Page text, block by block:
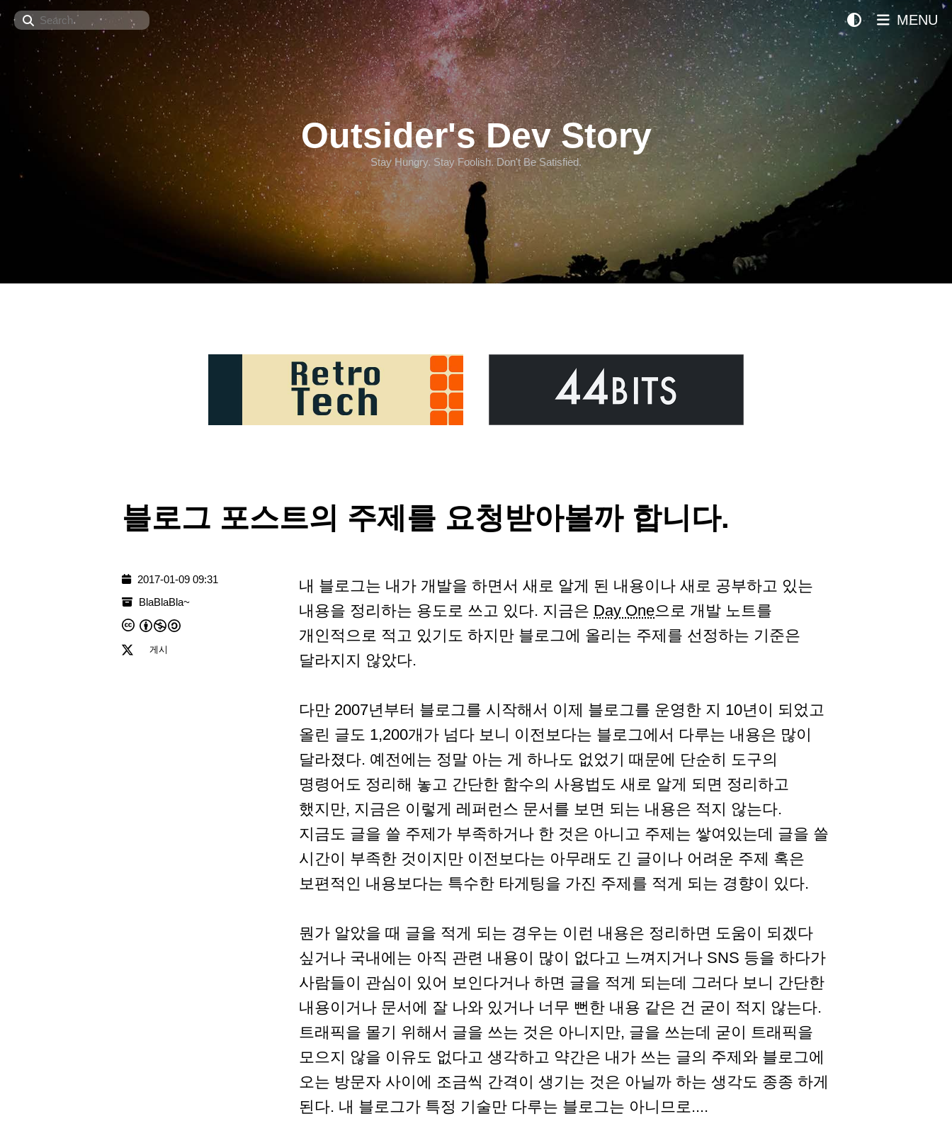
Search
Outsider's Dev Story
Stay Hungry. Stay Foolish. Don't Be Satisfied.
MENU
블로그 포스트의 주제를 요청받아볼까 합니다.
내 블로그는 내가 개발을 하면서 새로 알게 된 내용이나 새로 공부하고 있는
내용을 정리하는 용도로 쓰고 있다. 지금은 Day One으로 개발 노트를
개인적으로 적고 있기도 하지만 블로그에 올리는 주제를 선정하는 기준은
달라지지 않았다.
다만 2007년부터 블로그를 시작해서 이제 블로그를 운영한 지 10년이 되었고
올린 글도 1,200개가 넘다 보니 이전보다는 블로그에서 다루는 내용은 많이
달라졌다. 예전에는 정말 아는 게 하나도 없었기 때문에 단순히 도구의
명령어도 정리해 놓고 간단한 함수의 사용법도 새로 알게 되면 정리하고
했지만, 지금은 이렇게 레퍼런스 문서를 보면 되는 내용은 적지 않는다.
지금도 글을 쓸 주제가 부족하거나 한 것은 아니고 주제는 쌓여있는데 글을 쓸
시간이 부족한 것이지만 이전보다는 아무래도 긴 글이나 어려운 주제 혹은
보편적인 내용보다는 특수한 타게팅을 가진 주제를 적게 되는 경향이 있다.
뭔가 알았을 때 글을 적게 되는 경우는 이런 내용은 정리하면 도움이 되겠다
싶거나 국내에는 아직 관련 내용이 많이 없다고 느껴지거나 SNS 등을 하다가
사람들이 관심이 있어 보인다거나 하면 글을 적게 되는데 그러다 보니 간단한
내용이거나 문서에 잘 나와 있거나 너무 뻔한 내용 같은 건 굳이 적지 않는다.
트래픽을 몰기 위해서 글을 쓰는 것은 아니지만, 글을 쓰는데 굳이 트래픽을
모으지 않을 이유도 없다고 생각하고 약간은 내가 쓰는 글의 주제와 블로그에
오는 방문자 사이에 조금씩 간격이 생기는 것은 아닐까 하는 생각도 종종 하게
된다. 내 블로그가 특정 기술만 다루는 블로그는 아니므로....
2017-01-09 09:31
BlaBlaBla~
게시